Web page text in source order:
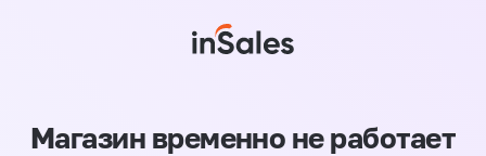
Магазин временно не работает